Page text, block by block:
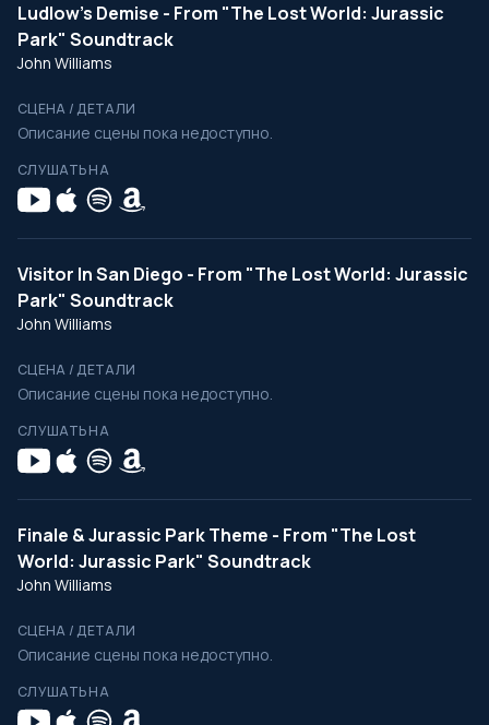
Ludlow's Demise - From "The Lost World: Jurassic
Park" Soundtrack
John Williams
СЦЕНА / ДЕТАЛИ
Описание сцены пока недоступно.
СЛУШАТЬ НА
Visitor In San Diego - From "The Lost World: Jurassic
Park" Soundtrack
John Williams
СЦЕНА / ДЕТАЛИ
Описание сцены пока недоступно.
СЛУШАТЬ НА
Finale & Jurassic Park Theme - From "The Lost
World: Jurassic Park" Soundtrack
John Williams
СЦЕНА / ДЕТАЛИ
Описание сцены пока недоступно.
СЛУШАТЬ НА